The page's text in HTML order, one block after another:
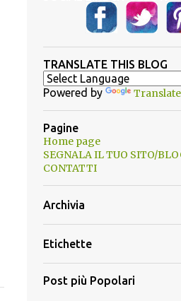
TRANSLATE THIS BLOG
Powered by Translate
Pagine
Home page
SEGNALA IL TUO SITO/
CONTATTI
Archivia
Etichette
Post più Popolari